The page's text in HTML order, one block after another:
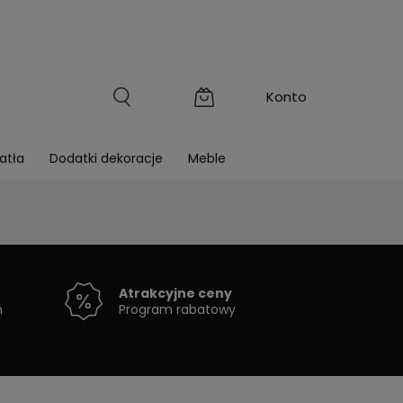
Dodatki dekoracje Meble
Atrakcyjne ceny
Program rabatowy